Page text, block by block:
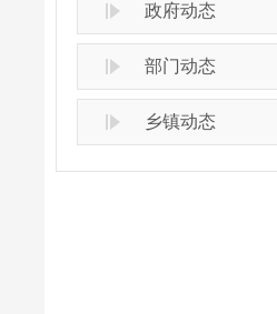
政府动态
部门动态
乡镇动态